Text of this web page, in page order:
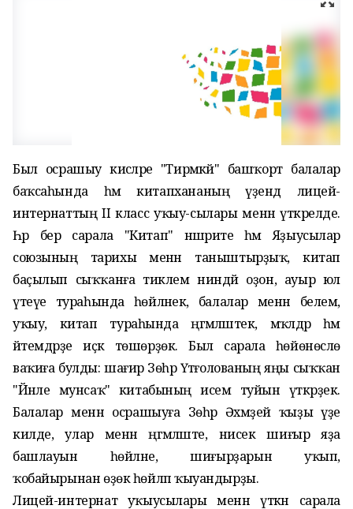
Был осрашыу кисәләре "Тирмәкәй" башҡорт балалар
баҡсаһында һәм китапхананың үҙендә лицей-
интернаттың II класс уҡыу-сылары менән үткәрелде.
Һәр бер сарала "Китап" нәшриәте һәм Яҙыусылар
союзының тарихы менән таныштырҙыҡ, китап
баҫылып сыҡҡанға тиклем ниндәй оҙон, ауыр юл
үтеүе тураһында һөйләнек, балалар менән белем,
уҡыу, китап тураһында әңгәмәләштек, мәҡәлдәр һәм
әйтемдәрҙе иҫкә төшөрҙөк. Был сарала һөйөнөслө
ваҡиға булды: шағирә Зѳһрә Үтәғолованың яңы сыҡҡан
"Йәнле мунсаҡ" китабының исем туйын үткәрҙек.
Балалар менән осрашыуға Зѳһрә Әхмәҙей ҡыҙы үҙе
килде, улар менән әңгәмәләште, нисек шиғыр яҙа
башлауын һөйләне, шиғырҙарын уҡып,
ҡобайырынан өҙөк һөйләп ҡыуандырҙы.
Лицей-интернат уҡыусылары менән үткән сарала